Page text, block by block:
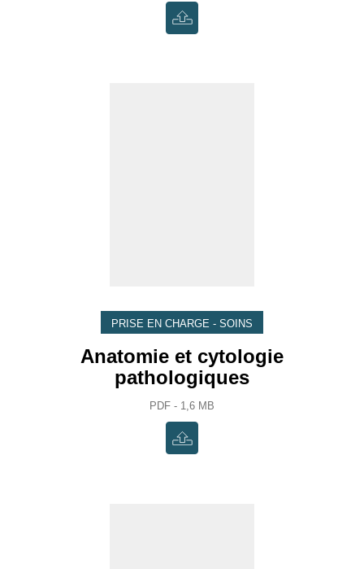
PRISE EN CHARGE - SOINS
Anatomie et cytologie
pathologiques
PDF - 1,6 MB